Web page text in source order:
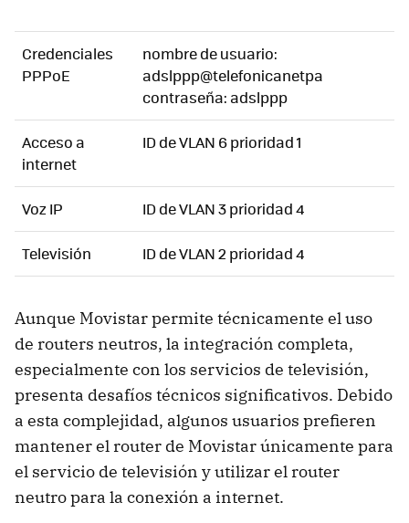
Credenciales
PPPoE
nombre de usuario:
adslppp@telefonicanetpa
contraseña: adslppp
Acceso a
internet
ID de VLAN 6 prioridad 1
Voz IP ID de VLAN 3 prioridad 4
Televisión ID de VLAN 2 prioridad 4
Aunque Movistar permite técnicamente el uso
de routers neutros, la integración completa,
especialmente con los servicios de televisión,
presenta desafíos técnicos significativos. Debido
a esta complejidad, algunos usuarios prefieren
mantener el router de Movistar únicamente para
el servicio de televisión y utilizar el router
neutro para la conexión a internet.